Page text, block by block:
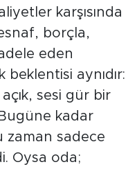
karşısında
borçla,
eden
aynıdır:
açık, sesi gür bir
kadar
zaman sadece
Oysa oda;